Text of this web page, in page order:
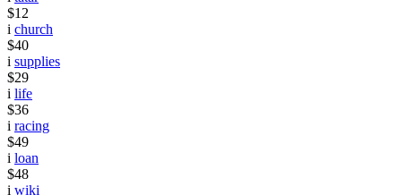
$12
i church
$40
i supplies
$29
i life
$36
i racing
$49
i loan
$48
i wiki